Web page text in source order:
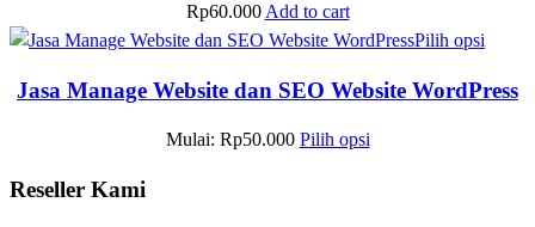
Rp60.000 Add to cart
Pilih opsi
Jasa Manage Website dan SEO Website WordPress
Mulai: Rp50.000 Pilih opsi
Reseller Kami